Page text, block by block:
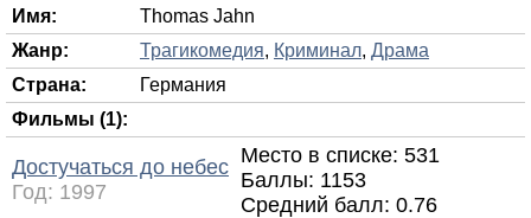
Имя:
Thomas Jahn
Жанр:
Трагикомедия, Криминал, Драма
Страна:
Германия
Фильмы (1):
Достучаться до небес
Год: 1997
Место в списке: 531
Баллы: 1153
Средний балл: 0.76